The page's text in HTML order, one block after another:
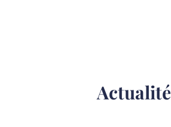
Actualité